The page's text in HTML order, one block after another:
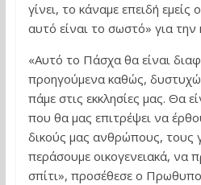
γίνει, το κάναμε επειδή εμείς
αυτό είναι το σωστό» για την
«Αυτό το Πάσχα θα είναι
προηγούμενα καθώς,
πάμε στις εκκλησίες μας. Θα
που θα μας επιτρέψει να
δικούς μας ανθρώπους, τους
περάσουμε οικογενειακά, να
σπίτι», προσέθεσε ο